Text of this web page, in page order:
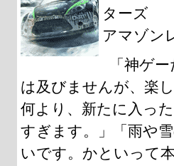
ターズ
アマゾン
「神ゲ
は及びませんが、楽し
何より、新たに入っ
すぎます。」「雨や
いです。かといって